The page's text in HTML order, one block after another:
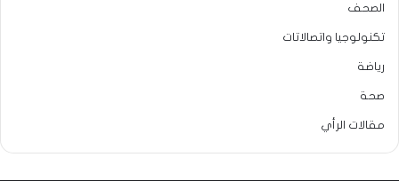
الصحف
تكنولوجيا واتصالاتات
رياضة
صحة
مقالات الرأي